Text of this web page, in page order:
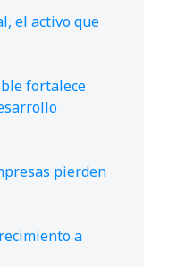
el activo que
fortalece
pierden
a